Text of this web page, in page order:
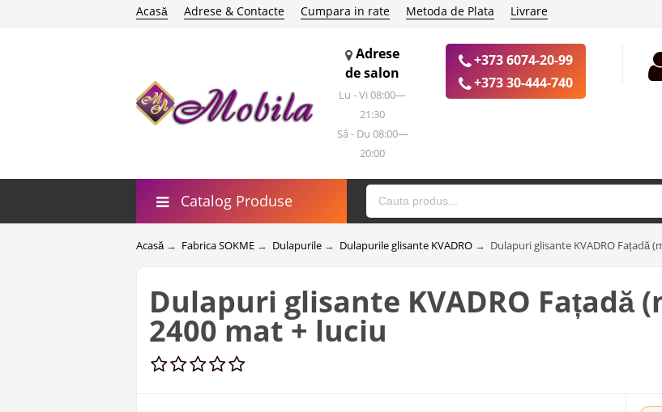
Acasă Adrese & Contacte Cumpara in rate Metoda de Plata Livrare
Adrese
de salon
Lu - Vi 08:00—
21:30
Sâ - Du 08:00—
20:00
+373 6074-20-99
+373 30-444-740
Catalog Produse
Acasă → Fabrica SOKME → Dulapurile → Dulapurile glisante KVADRO → Dulapuri glisante KVADRO Fațadă
Dulapuri glisante KVADRO Fațadă
2400 mat + luciu